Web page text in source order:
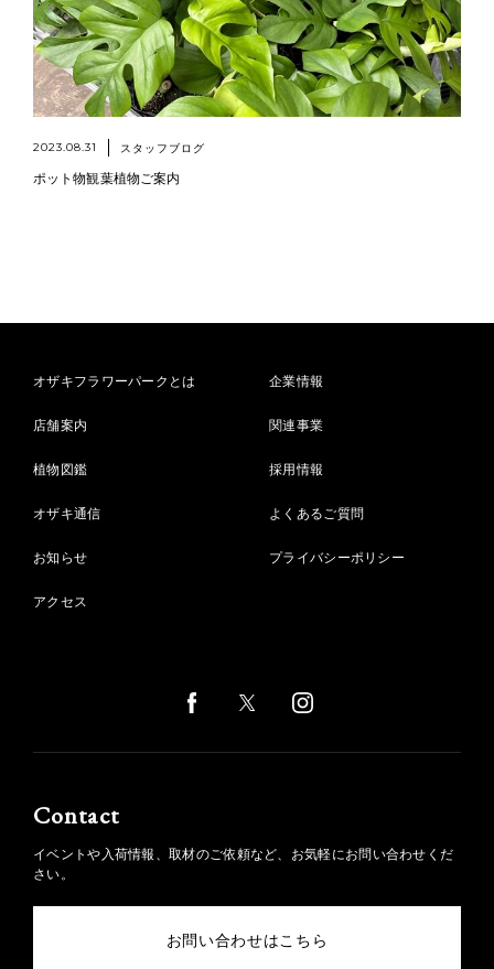
2023.08.31 スタッフブログ
ポット物観葉植物ご案内
オザキフラワーパークとは
店舗案内
植物図鑑
オザキ通信
お知らせ
アクセス
企業情報
関連事業
採用情報
よくあるご質問
プライバシーポリシー
Contact
イベントや入荷情報、取材のご依頼など、お気軽にお問い合わせくだ
さい。
お問い合わせはこちら